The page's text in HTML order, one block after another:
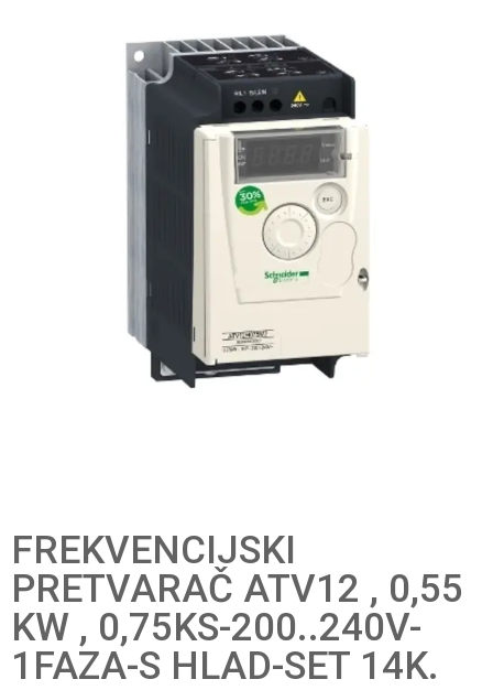
FREKVENCIJSKI
PRETVARAČ ATV12 , 0,55
KW , 0,75KS-200..240V-
1FAZA-S HLAD-SET 14K.